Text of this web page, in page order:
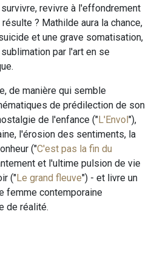
revivre à l'effondrement
? Mathilde aura la chance,
et une grave somatisation,
par l'art en se
de manière qui semble
de prédilection de son
de l'enfance ("L'Envol"),
l'érosion des sentiments, la
("C'est pas la fin du
et l'ultime pulsion de vie
("Le grand fleuve") - et livre un
femme contemporaine
de réalité.